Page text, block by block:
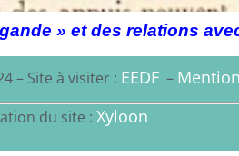
» et des relations
– Site à visiter : EEDF –
du site : Xyloon